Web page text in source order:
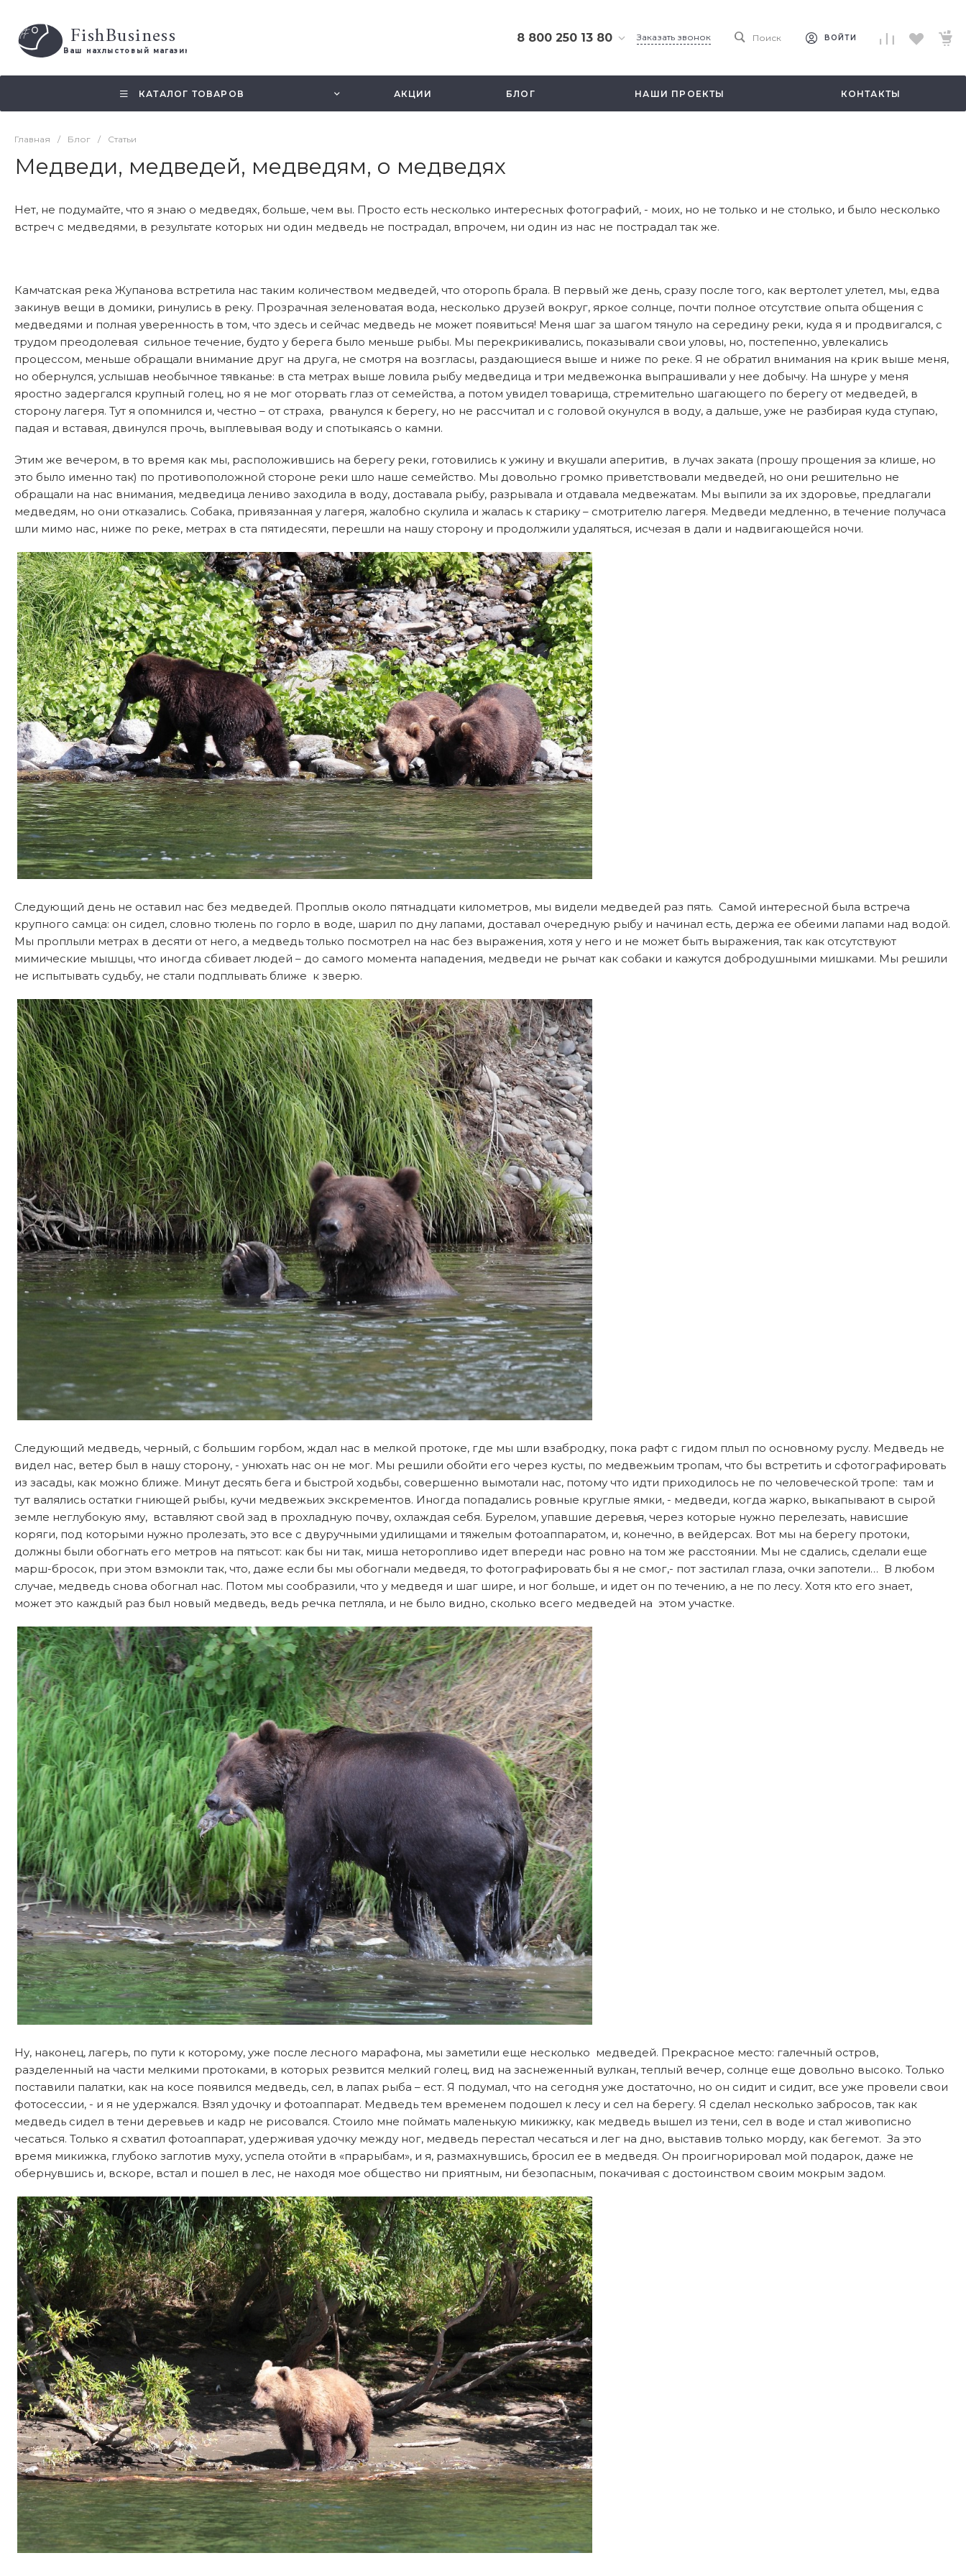
FishBusiness
Ваш нахлыстовый магазин
8 800 250 13 80
ул. Смольная 63б, этаж
2.5
Заказать звонок Поиск ВОЙТИ
КАТАЛОГ ТОВАРОВ АКЦИИ БЛОГ НАШИ ПРОЕКТЫ КОНТАКТЫ
Главная / Блог / Статьи
Медведи, медведей, медведям, о медведях
Нет, не подумайте, что я знаю о медведях, больше, чем вы. Просто есть несколько интересных фотографий, - моих, но не только и не столько, и было несколько
встреч с медведями, в результате которых ни один медведь не пострадал, впрочем, ни один из нас не пострадал так же.
Камчатская река Жупанова встретила нас таким количеством медведей, что оторопь брала. В первый же день, сразу после того, как вертолет улетел, мы, едва
закинув вещи в домики, ринулись в реку. Прозрачная зеленоватая вода, несколько друзей вокруг, яркое солнце, почти полное отсутствие опыта общения с
медведями и полная уверенность в том, что здесь и сейчас медведь не может появиться! Меня шаг за шагом тянуло на середину реки, куда я и продвигался, с
трудом преодолевая сильное течение, будто у берега было меньше рыбы. Мы перекрикивались, показывали свои уловы, но, постепенно, увлекались
процессом, меньше обращали внимание друг на друга, не смотря на возгласы, раздающиеся выше и ниже по реке. Я не обратил внимания на крик выше меня,
но обернулся, услышав необычное тявканье: в ста метрах выше ловила рыбу медведица и три медвежонка выпрашивали у нее добычу. На шнуре у меня
яростно задергался крупный голец, но я не мог оторвать глаз от семейства, а потом увидел товарища, стремительно шагающего по берегу от медведей, в
сторону лагеря. Тут я опомнился и, честно – от страха, рванулся к берегу, но не рассчитал и с головой окунулся в воду, а дальше, уже не разбирая куда ступаю,
падая и вставая, двинулся прочь, выплевывая воду и спотыкаясь о камни.
Этим же вечером, в то время как мы, расположившись на берегу реки, готовились к ужину и вкушали аперитив, в лучах заката (прошу прощения за клише, но
это было именно так) по противоположной стороне реки шло наше семейство. Мы довольно громко приветствовали медведей, но они решительно не
обращали на нас внимания, медведица лениво заходила в воду, доставала рыбу, разрывала и отдавала медвежатам. Мы выпили за их здоровье, предлагали
медведям, но они отказались. Собака, привязанная у лагеря, жалобно скулила и жалась к старику – смотрителю лагеря. Медведи медленно, в течение получаса
шли мимо нас, ниже по реке, метрах в ста пятидесяти, перешли на нашу сторону и продолжили удаляться, исчезая в дали и надвигающейся ночи.
Следующий день не оставил нас без медведей. Проплыв около пятнадцати километров, мы видели медведей раз пять. Самой интересной была встреча
крупного самца: он сидел, словно тюлень по горло в воде, шарил по дну лапами, доставал очередную рыбу и начинал есть, держа ее обеими лапами над водой.
Мы проплыли метрах в десяти от него, а медведь только посмотрел на нас без выражения, хотя у него и не может быть выражения, так как отсутствуют
мимические мышцы, что иногда сбивает людей – до самого момента нападения, медведи не рычат как собаки и кажутся добродушными мишками. Мы решили
не испытывать судьбу, не стали подплывать ближе к зверю.
Следующий медведь, черный, с большим горбом, ждал нас в мелкой протоке, где мы шли взабродку, пока рафт с гидом плыл по основному руслу. Медведь не
видел нас, ветер был в нашу сторону, - унюхать нас он не мог. Мы решили обойти его через кусты, по медвежьим тропам, что бы встретить и сфотографировать
из засады, как можно ближе. Минут десять бега и быстрой ходьбы, совершенно вымотали нас, потому что идти приходилось не по человеческой тропе: там и
тут валялись остатки гниющей рыбы, кучи медвежьих экскрементов. Иногда попадались ровные круглые ямки, - медведи, когда жарко, выкапывают в сырой
земле неглубокую яму, вставляют свой зад в прохладную почву, охлаждая себя. Бурелом, упавшие деревья, через которые нужно перелезать, нависшие
коряги, под которыми нужно пролезать, это все с двуручными удилищами и тяжелым фотоаппаратом, и, конечно, в вейдерсах. Вот мы на берегу протоки,
должны были обогнать его метров на пятьсот: как бы ни так, миша неторопливо идет впереди нас ровно на том же расстоянии. Мы не сдались, сделали еще
марш-бросок, при этом взмокли так, что, даже если бы мы обогнали медведя, то фотографировать бы я не смог,- пот застилал глаза, очки запотели… В любом
случае, медведь снова обогнал нас. Потом мы сообразили, что у медведя и шаг шире, и ног больше, и идет он по течению, а не по лесу. Хотя кто его знает,
может это каждый раз был новый медведь, ведь речка петляла, и не было видно, сколько всего медведей на этом участке.
Ну, наконец, лагерь, по пути к которому, уже после лесного марафона, мы заметили еще несколько медведей. Прекрасное место: галечный остров,
разделенный на части мелкими протоками, в которых резвится мелкий голец, вид на заснеженный вулкан, теплый вечер, солнце еще довольно высоко. Только
поставили палатки, как на косе появился медведь, сел, в лапах рыба – ест. Я подумал, что на сегодня уже достаточно, но он сидит и сидит, все уже провели свои
фотосессии, - и я не удержался. Взял удочку и фотоаппарат. Медведь тем временем подошел к лесу и сел на берегу. Я сделал несколько забросов, так как
медведь сидел в тени деревьев и кадр не рисовался. Стоило мне поймать маленькую микижку, как медведь вышел из тени, сел в воде и стал живописно
чесаться. Только я схватил фотоаппарат, удерживая удочку между ног, медведь перестал чесаться и лег на дно, выставив только морду, как бегемот. За это
время микижка, глубоко заглотив муху, успела отойти в «прарыбам», и я, размахнувшись, бросил ее в медведя. Он проигнорировал мой подарок, даже не
обернувшись и, вскоре, встал и пошел в лес, не находя мое общество ни приятным, ни безопасным, покачивая с достоинством своим мокрым задом.